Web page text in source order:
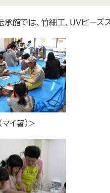
館では、竹細工、UVビーズ
イ箸）＞